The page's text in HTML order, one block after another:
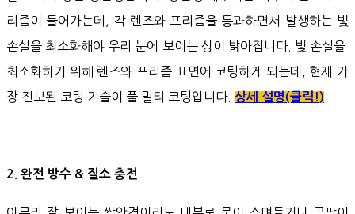
리즘이 들어가는데, 각 렌즈와 프리즘을 통과하면서 발생하는 빛
손실을 최소화해야 우리 눈에 보이는 상이 밝아집니다. 빛 손실을
최소화하기 위해 렌즈와 프리즘 표면에 코팅하게 되는데, 현재 가
장 진보된 코팅 기술이 풀 멀티 코팅입니다. 상세 설명(클릭!)
2. 완전 방수 & 질소 충전